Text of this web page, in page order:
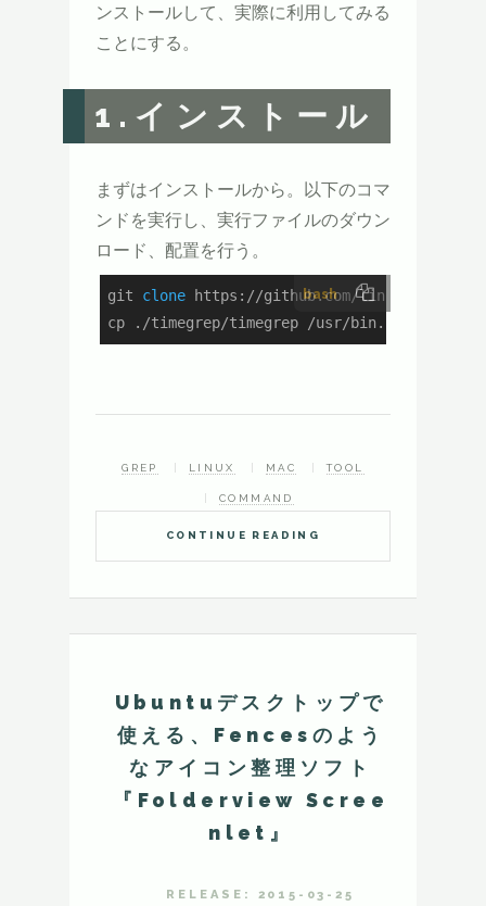
ンストールして、実際に利用してみる
ことにする。
1.インストール
まずはインストールから。以下のコマ
ンドを実行し、実行ファイルのダウン
ロード、配置を行う。
bash
git clone https://github.com/linux-wizard/
cp ./timegrep/timegrep /usr/bin...
CONTINUE READING
GREP LINUX MAC TOOL
COMMAND
Ubuntuデスクトップで
使える、Fencesのよう
なアイコン整理ソフト
『Folderview Scree
nlet』
RELEASE: 2015-03-25